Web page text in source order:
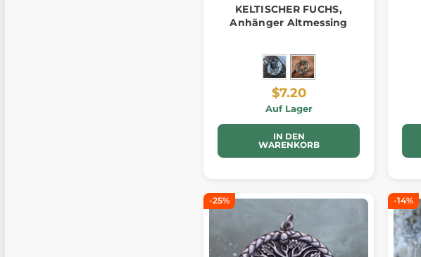
KELTISCHER FUCHS,
Anhänger Altmessing
$7.20
Auf Lager
IN DEN
WARENKORB
-25% -14%